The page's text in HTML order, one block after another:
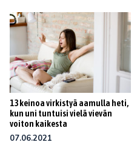
13 keinoa virkistyä aamulla heti,
kun uni tuntuisi vielä vievän
voiton kaikesta
07.06.2021